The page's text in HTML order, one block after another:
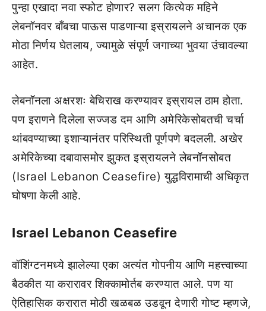
पुन्हा एखादा नवा स्फोट होणार? सलग कित्येक महिने
लेबनॉनवर बाँबचा पाऊस पाडणाऱ्या इस्रायलने अचानक एक
मोठा निर्णय घेतलाय, ज्यामुळे संपूर्ण जगाच्या भुवया उंचावल्या
आहेत.
लेबनॉनला अक्षरशः बेचिराख करण्यावर इस्रायल ठाम होता.
पण इराणने दिलेला सज्जड दम आणि अमेरिकेसोबतची चर्चा
थांबवण्याच्या इशाऱ्यानंतर परिस्थिती पूर्णपणे बदलली. अखेर
अमेरिकेच्या दबावासमोर झुकत इस्रायलने लेबनॉनसोबत
(Israel Lebanon Ceasefire) युद्धविरामाची अधिकृत
घोषणा केली आहे.
Israel Lebanon Ceasefire
वॉशिंग्टनमध्ये झालेल्या एका अत्यंत गोपनीय आणि महत्त्वाच्या
बैठकीत या करारावर शिक्कामोर्तब करण्यात आले. पण या
ऐतिहासिक करारात मोठी खळबळ उडवून देणारी गोष्ट म्हणजे,